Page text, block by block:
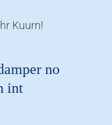
Kuurn!
no
int